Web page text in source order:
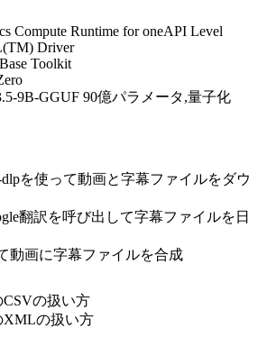
Compute Runtime for oneAPI Level
Driver
Toolkit
9B-GGUF 90億パラメータ,量子化
dlpを使って動画と字幕ファイルをダウ
翻訳を呼び出して字幕ファイルを日
動画に字幕ファイルを合成
CSVの扱い方
XMLの扱い方